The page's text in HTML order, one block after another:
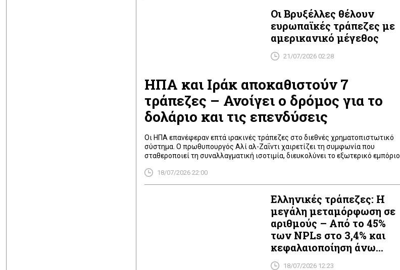
Οι Βρυξέλλες θέλουν
ευρωπαϊκές τράπεζες με
αμερικανικό μέγεθος
21/07/2026 02:28
ΗΠΑ και Ιράκ αποκαθιστούν 7
τράπεζες – Ανοίγει ο δρόμος για το
δολάριο και τις επενδύσεις
Οι ΗΠΑ επανέφεραν επτά ιρακινές τράπεζες στο διεθνές χρηματοπιστωτικό
σύστημα. Ο πρωθυπουργός Αλί αλ-Ζαΐντι χαιρετίζει τη συμφωνία που
σταθεροποιεί τη συναλλαγματική ισοτιμία, διευκολύνει το εξωτερικό εμπόριο
18/07/2026 22:00
Ελληνικές τράπεζες: Η
μεγάλη μεταμόρφωση σε
αριθμούς – Από το 45%
των NPLs στο 3,4% και
κεφαλαιοποίηση άνω
των 50 δισ. ευρώ
18/07/2026 12:23